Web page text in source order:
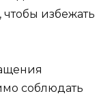
избежать
соблюдать